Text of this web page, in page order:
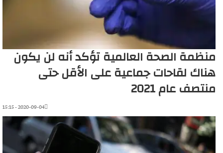
منظمة الصحة العالمية تؤكد أنه لن يكون
هناك لقاحات جماعية على الأقل حتى
منتصف عام 2021
2020-09-04 - 15:15